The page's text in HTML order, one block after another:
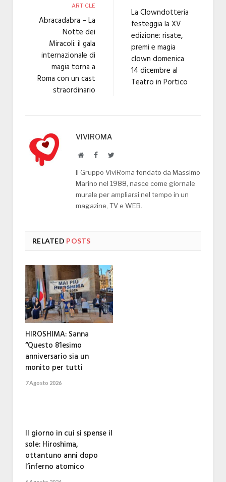
ARTICLE
Abracadabra – La
Notte dei
Miracoli: il gala
internazionale di
magia torna a
Roma con un cast
straordinario
La Clowndotteria
festeggia la XV
edizione: risate,
premi e magia
clown domenica
14 dicembre al
Teatro in Portico
VIVIROMA
WebsiteFacebookTwitter
Il Gruppo ViviRoma fondato da Massimo
Marino nel 1988, nasce come giornale
murale per ampliarsi nel tempo in un
magazine, TV e WEB.
RELATED POSTS
HIROSHIMA: Sanna
“Questo 81esimo
anniversario sia un
monito per tutti
7 Agosto 2026
Il giorno in cui si spense il
sole: Hiroshima,
ottantuno anni dopo
l’inferno atomico